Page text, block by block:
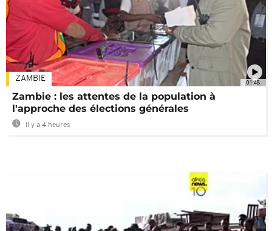
01:48
ZAMBIE
Zambie : les attentes de la population à
l'approche des élections générales
Il y a 4 heures